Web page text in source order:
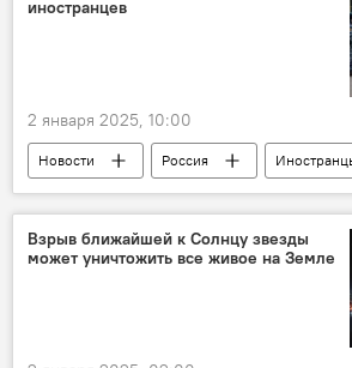
Положительное сальдо
иностранцев
2 января 2025, 10:00
Новости Россия
лица без гражданства
миграционный режим
Законодательство
Взрыв ближайшей к Солнцу звезды
может уничтожить все живое на Земле